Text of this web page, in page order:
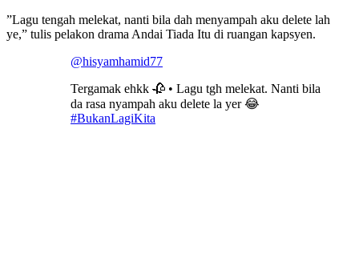
”Lagu tengah melekat, nanti bila dah menyampah aku delete lah
ye,” tulis pelakon drama Andai Tiada Itu di ruangan kapsyen.
@hisyamhamid77
Tergamak ehkk 🥀 • Lagu tgh melekat. Nanti bila
da rasa nyampah aku delete la yer 😂
#BukanLagiKita